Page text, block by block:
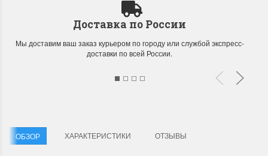
Доставка по России
Мы доставим ваш заказ курьером по городу или службой экспресс-
доставки по всей России.
ОБЗОР ХАРАКТЕРИСТИКИ ОТЗЫВЫ